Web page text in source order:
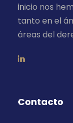
inicio nos
tanto en el
áreas del
Contacto